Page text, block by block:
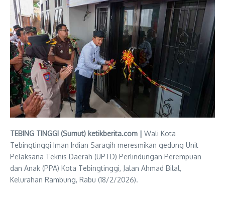
TEBING TINGGI (Sumut) ketikberita.com | Wali Kota
Tebingtinggi Iman Irdian Saragih meresmikan gedung Unit
Pelaksana Teknis Daerah (UPTD) Perlindungan Perempuan
dan Anak (PPA) Kota Tebingtinggi, Jalan Ahmad Bilal,
Kelurahan Rambung, Rabu (18/2/2026).